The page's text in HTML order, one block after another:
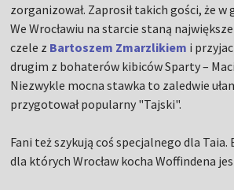
zorganizował. Zaprosił takich gości, że w
We Wrocławiu na starcie staną
czele z Bartoszem Zmarzlikiem i
drugim z bohaterów kibiców Sparty –
Niezwykle mocna stawka to zaledwie
przygotował popularny "Tajski".
Fani też szykują coś specjalnego dla
dla których Wrocław kocha Woffindena